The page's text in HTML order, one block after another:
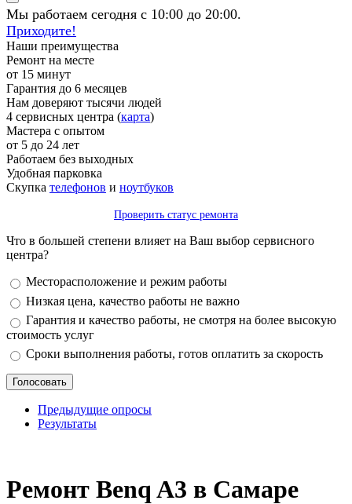
Мы работаем сегодня с 10:00 до 20:00.
Приходите!
Наши преимущества
Ремонт на месте
от 15 минут
Гарантия до 6 месяцев
Нам доверяют тысячи людей
4 сервисных центра (карта)
Мастера с опытом
от 5 до 24 лет
Работаем без выходных
Удобная парковка
Скупка телефонов и ноутбуков
Проверить статус ремонта
Что в большей степени влияет на Ваш выбор сервисного
центра?
Варианты
Месторасположение и режим работы
Низкая цена, качество работы не важно
Гарантия и качество работы, не смотря на более высокую
стоимость услуг
Сроки выполнения работы, готов оплатить за скорость
Предыдущие опросы
Результаты
Ремонт Benq A3 в Самаре